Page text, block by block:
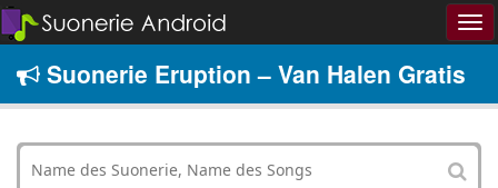
Suonerie Eruption – Van Halen Gratis